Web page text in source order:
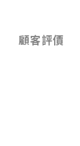
顧客評價